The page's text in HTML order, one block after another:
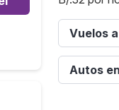
Vuelos
Autos